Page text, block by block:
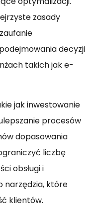
zasady
decyzji
takich jak e-
jak inwestowanie
procesów
dopasowania
liczbę
obsługi i
narzędzia, które
klientów.